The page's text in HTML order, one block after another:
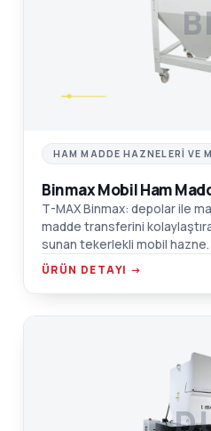
HAM MADDE HAZNELERI VE
Binmax Mobil Ham
T-MAX Binmax: depolar ile
madde transferini
sunan tekerlekli mobil
304 SST seçenekleri.
ÜRÜN DETAYI →